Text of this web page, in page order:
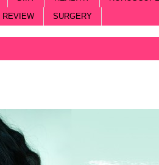
REVIEW SURGERY